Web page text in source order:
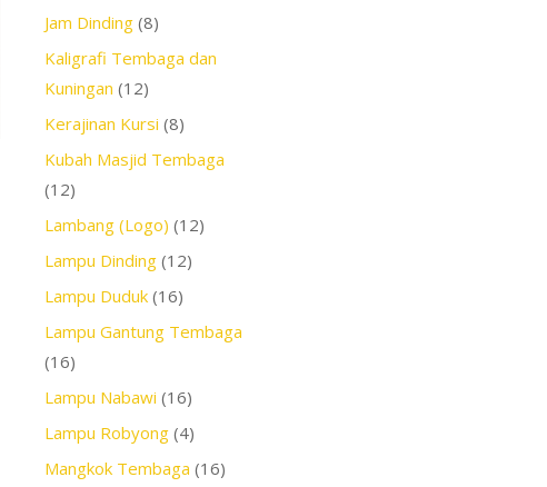
Jam Dinding (8)
Kaligrafi Tembaga dan
Kuningan (12)
Kerajinan Kursi (8)
Kubah Masjid Tembaga
(12)
Lambang (Logo) (12)
Lampu Dinding (12)
Lampu Duduk (16)
Lampu Gantung Tembaga
(16)
Lampu Nabawi (16)
Lampu Robyong (4)
Mangkok Tembaga (16)